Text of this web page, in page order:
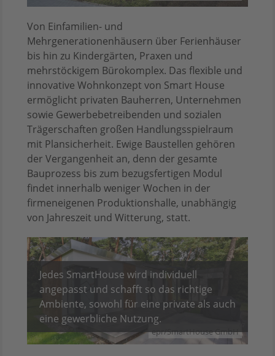
Von Einfamilien- und
Mehrgenerationenhäusern über Ferienhäuser
bis hin zu Kindergärten, Praxen und
mehrstöckigem Bürokomplex. Das flexible und
innovative Wohnkonzept von Smart House
ermöglicht privaten Bauherren, Unternehmen
sowie Gewerbebetreibenden und sozialen
Trägerschaften großen Handlungsspielraum
mit Plansicherheit. Ewige Baustellen gehören
der Vergangenheit an, denn der gesamte
Bauprozess bis zum bezugsfertigen Modul
findet innerhalb weniger Wochen in der
firmeneigenen Produktionshalle, unabhängig
von Jahreszeit und Witterung, statt.
epr/SmartHouse GmbH
Jedes SmartHouse wird individuell
angepasst und schafft so das richtige
Ambiente, sowohl für eine private als auch
eine gewerbliche Nutzung.